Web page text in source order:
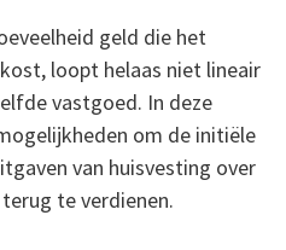
geld die het
loopt helaas niet lineair
vastgoed. In deze
om de initiële
van huisvesting over
te verdienen.